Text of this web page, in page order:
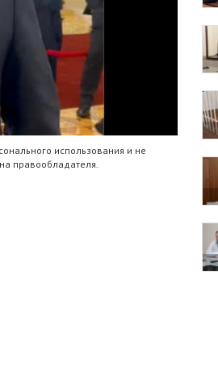
использования и не
правообладателя.